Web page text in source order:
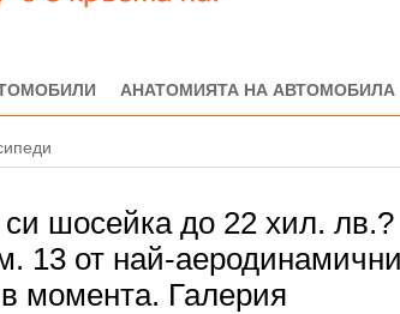
АНАТОМИЯТА НА АВТОМОБИЛА
си шосейка до 22 хил.
13 от най-
момента. Галерия